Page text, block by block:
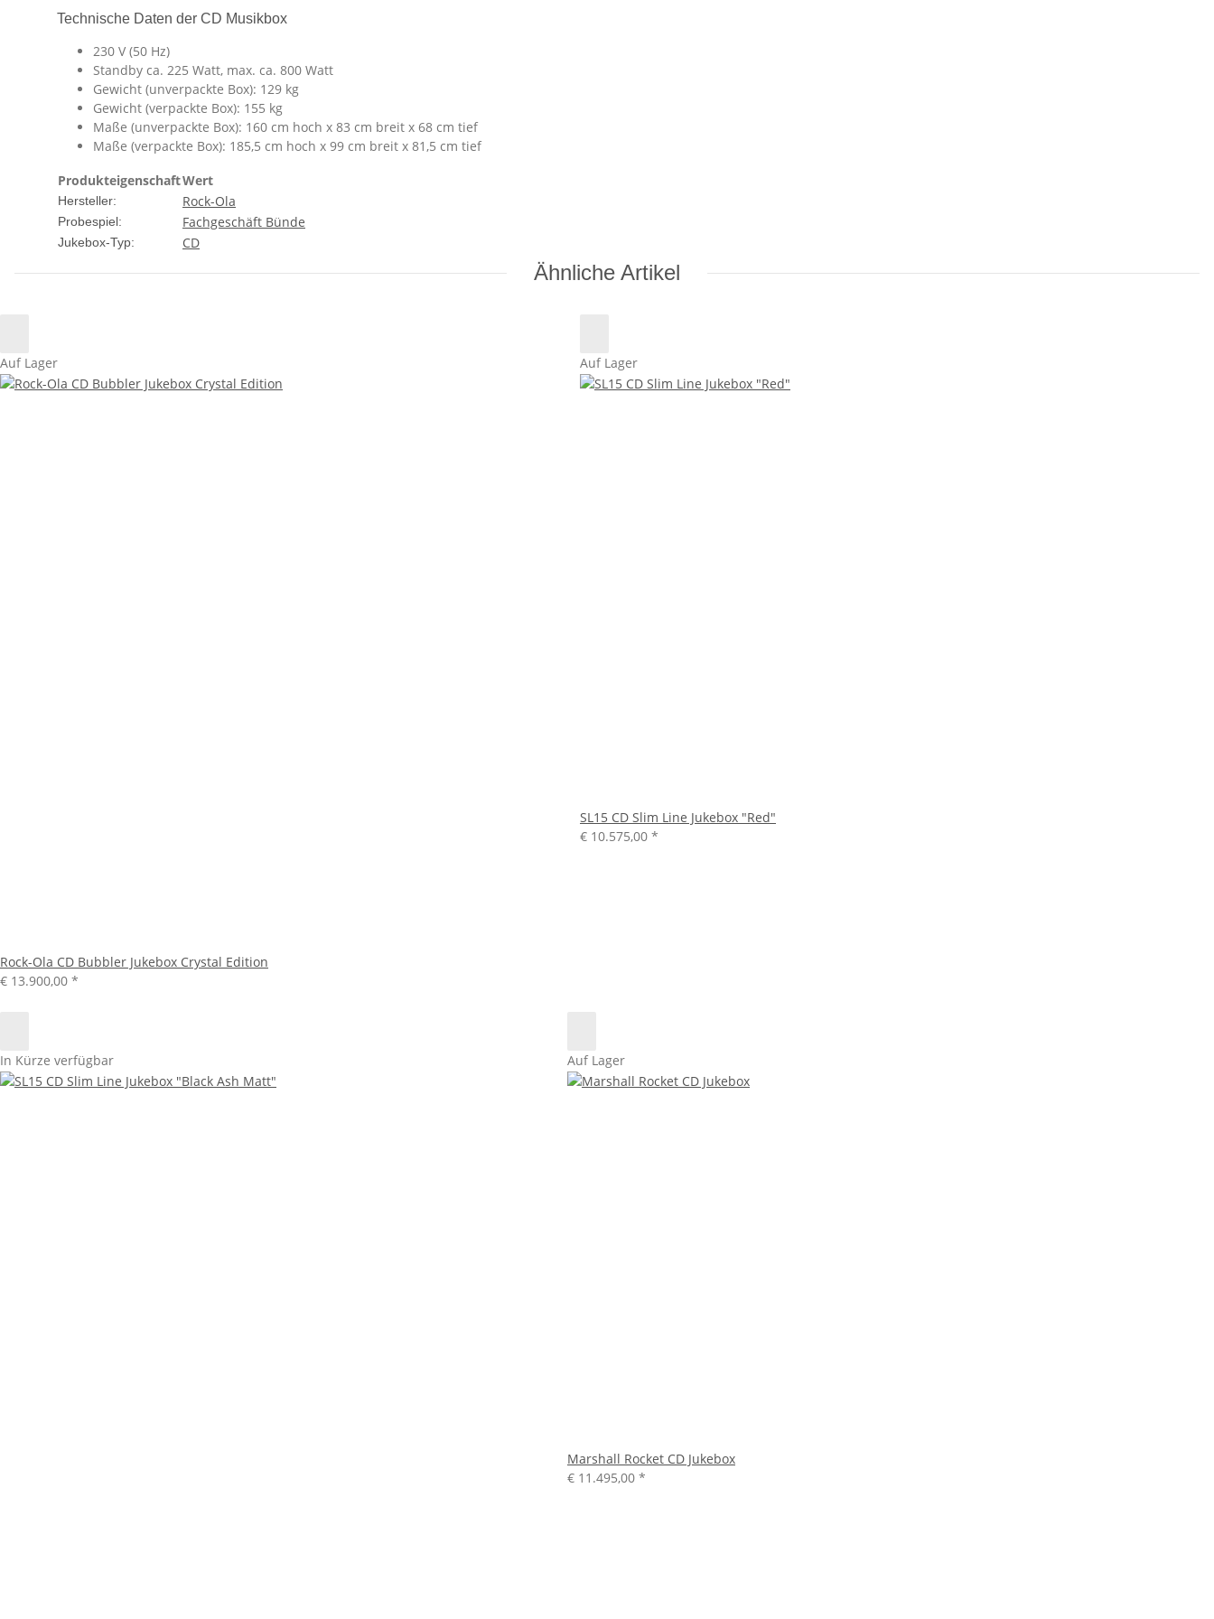
Technische Daten der CD Musikbox
230 V (50 Hz)
Standby ca. 225 Watt, max. ca. 800 Watt
Gewicht (unverpackte Box): 129 kg
Gewicht (verpackte Box): 155 kg
Maße (unverpackte Box): 160 cm hoch x 83 cm breit x 68 cm tief
Maße (verpackte Box): 185,5 cm hoch x 99 cm breit x 81,5 cm tief
ProdukteigenschaftWert
Hersteller: Rock-Ola
Probespiel: Fachgeschäft Bünde
Jukebox-Typ: CD
Ähnliche Artikel
Auf Lager
Rock-Ola CD Bubbler Jukebox Crystal Edition
€ 13.900,00 *
Auf Lager
SL15 CD Slim Line Jukebox "Red"
€ 10.575,00 *
In Kürze verfügbar Auf Lager
Marshall Rocket CD Jukebox
€ 11.495,00 *